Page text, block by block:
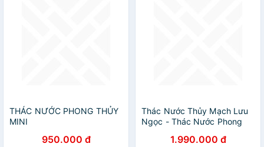
THÁC NƯỚC PHONG THỦY
MINI
950.000 đ
Thác Nước Thủy Mạch Lưu
Ngọc - Thác Nước Phong
1.990.000 đ